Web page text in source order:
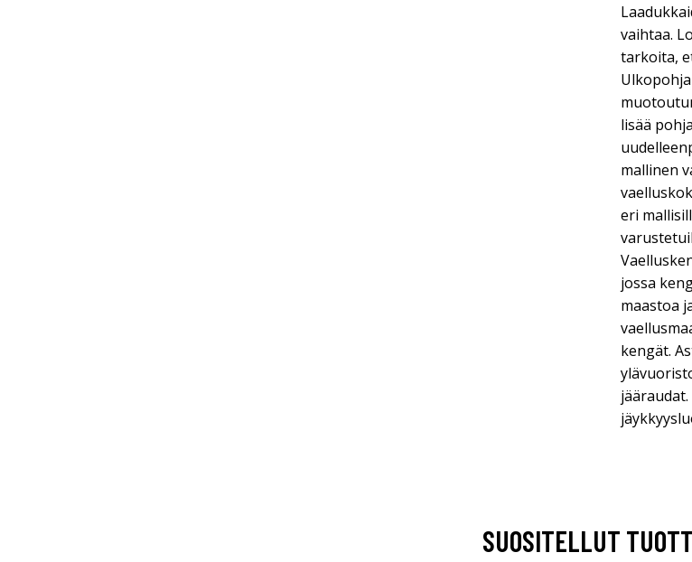
vaihtaa.
tarkoita,
lisää
mallinen
eri
jossa
maastoa
kengät.
SUOSITELLUT